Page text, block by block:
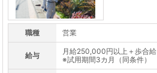
職種 営業
給与
月給250,000円以上＋歩合給
※試用期間3カ月（同条件）